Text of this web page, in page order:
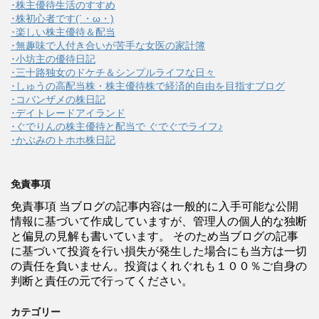
･株主優待生活のすすめ
･株初心者です(´・ω・)
･楽しい株主優待＆配当
･無趣味で人付き合いが苦手な女医の家計簿
･小坊主の優待日記
･三十路独女のドケチ＆シンプルライフな日々
･しゅうの高配当株・株主優待株で経済的自由を目指すブログ
･コバンザメの株日記
･デイトレードアイランド
･ぐでりんの株主優待と配当で ぐでぐでライフ♪
･かぶみのトホホ株日記
免責事項
免責事項 当ブログの記事内容は一般的に入手可能な公開
情報に基づいて作成していますが、管理人の個人的な独断
と偏見の見解も書いています。 そのため当ブログの記事
に基づいて投資を行い損失が発生した場合にも当方は一切
の責任を負いません。投資はくれぐれも１００％ご自身の
判断と責任の元で行ってください。
カテゴリー